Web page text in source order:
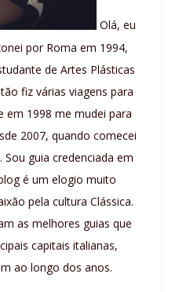
Olá, eu
por Roma em 1994,
de Artes Plásticas
fiz várias viagens para
em 1998 me mudei para
2007, quando comecei
guia credenciada em
é um elogio muito
pela cultura Clássica.
as melhores guias que
capitais italianas,
ao longo dos anos.